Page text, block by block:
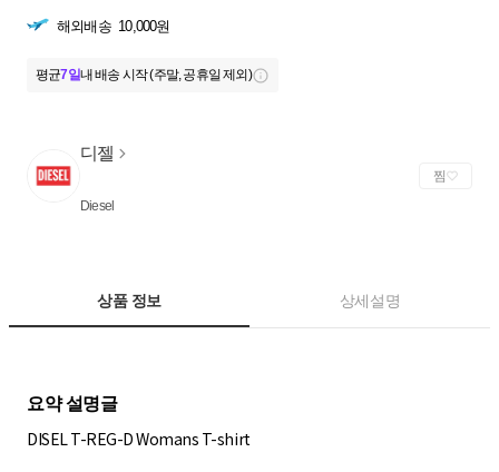
해외배송 10,000원
평균7일내 배송 시작 (주말, 공휴일 제외)
디젤
Diesel
찜
상품 정보 상세설명
요약 설명글
DISEL T-REG-D Womans T-shirt